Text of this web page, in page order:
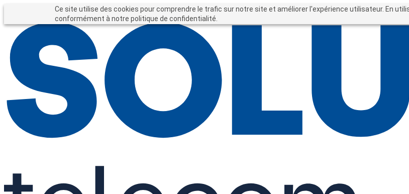
Ce site utilise des cookies pour comprendre le trafic sur notre site et améliorer l'expérience utilisateur. En
conformément à notre politique de confidentialité.
Particuliers
Forfait entreprise